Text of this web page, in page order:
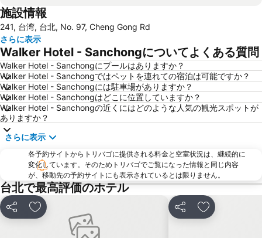
Airport Songshan
Taipei Bridge MRT Station
Daan Park
龍山寺
Tamsui MRT Station
Taipei City Hall
Beitou Hot Spring
Daan District
Songshan District
Eastern District of Taipei
Minquan W. Road MRT Station
Shipei MRT Station
Jiaoxi Train Station
Datong District
Yuanshan Station
Sandao Temple MRT Station
Wulai Hot Spring
Shilin District
Zhongxiao Fuxing MRT Station
Dahu Park MRT Station
New Taipei Industrial Park
Dingxi MRT Station
Jiangzicui MRT Station
施設情報
241, 台湾, 台北, No. 97, Cheng Gong Rd
さらに表示
Walker Hotel - Sanchongについてよくある質問
Walker Hotel - Sanchongにプールはありますか？
Walker Hotel - Sanchongではペットを連れての宿泊は可能ですか？
Walker Hotel - Sanchongには駐車場がありますか？
Walker Hotel - Sanchongはどこに位置していますか？
Walker Hotel - Sanchongの近くにはどのような人気の観光スポットが
ありますか？
さらに表示
各予約サイトからトリバゴに提供される料金と空室状況は、継続的に
変化しています。そのためトリバゴでご覧になった情報と同じ内容
が、移動先の予約サイトにも表示されているとは限りません。
台北で最高評価のホテル
シェア お気に入りに追加 シェア お気に入りに